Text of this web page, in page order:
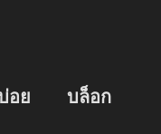
อย
บล็อก